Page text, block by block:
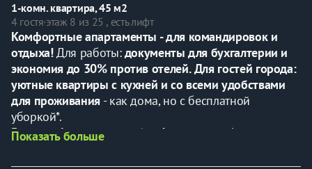
1-комн. квартира, 45 м2
4 гостя·этаж 8 из 25 , есть лифт
Комфортные апартаменты - для командировок и
отдыха! Для работы: документы для бухгалтерии и
экономия до 30% против отелей. Для гостей города:
уютные квартиры с кухней и со всеми удобствами
для проживания - как дома, но с бесплатной
уборкой*.
Ваш комфорт - наша забота!
есть чай, кофе и
Показать больше